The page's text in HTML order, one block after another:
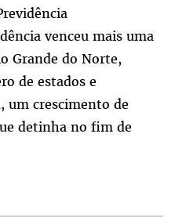
venceu mais uma
Grande do Norte,
de estados e
um crescimento de
detinha no fim de